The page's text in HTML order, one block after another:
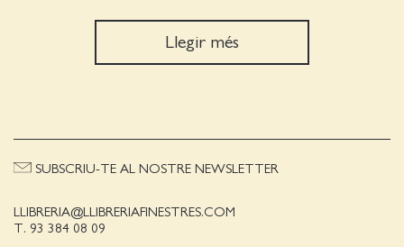
Llegir més
LLIBRERIA@LLIBRERIAFINESTRES.COM
T. 93 384 08 09
SUBSCRIU-TE AL NOSTRE NEWSLETTER